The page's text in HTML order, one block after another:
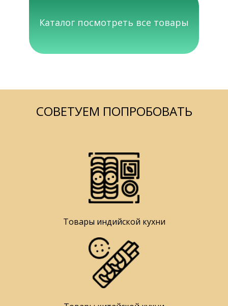
Каталог посмотреть все товары
СОВЕТУЕМ ПОПРОБОВАТЬ
Товары индийской кухни